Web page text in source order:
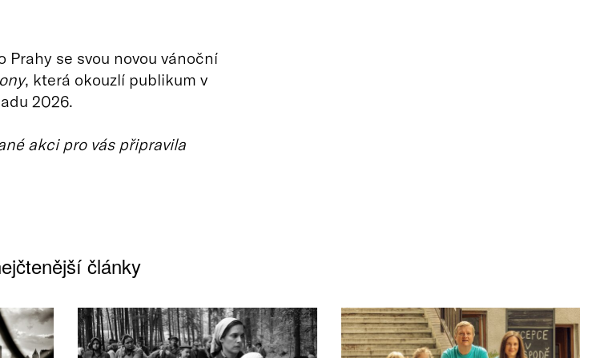
Prahy se svou novou vánoční
, která okouzlí publikum v
2026.
akci pro vás připravila
články